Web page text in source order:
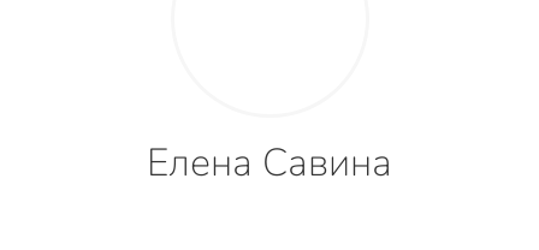
Елена Савина